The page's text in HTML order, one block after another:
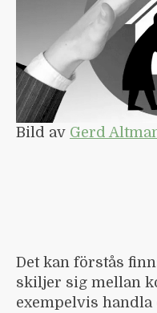
Bild av Gerd
Det kan förstås
skiljer sig mellan
exempelvis